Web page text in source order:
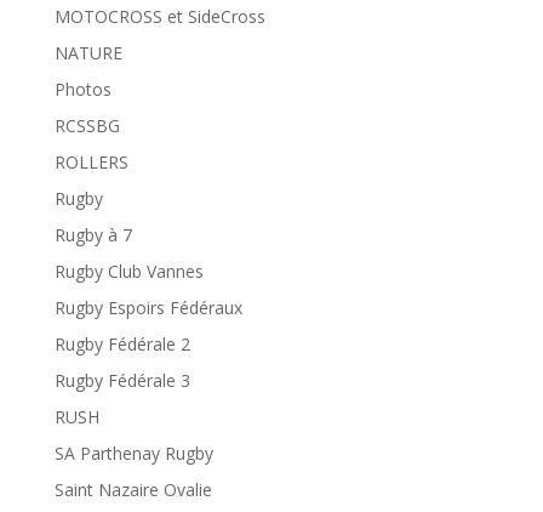
MOTOCROSS et SideCross
NATURE
Photos
RCSSBG
ROLLERS
Rugby
Rugby à 7
Rugby Club Vannes
Rugby Espoirs Fédéraux
Rugby Fédérale 2
Rugby Fédérale 3
RUSH
SA Parthenay Rugby
Saint Nazaire Ovalie